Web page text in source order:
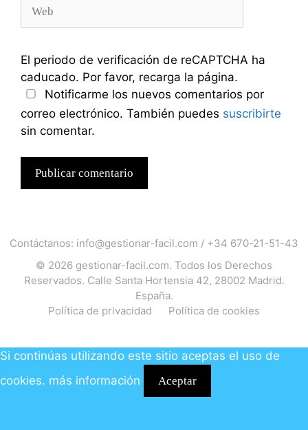
El periodo de verificación de reCAPTCHA ha
caducado. Por favor, recarga la página.
Notificarme los nuevos comentarios por
correo electrónico. También puedes suscribirte
sin comentar.
Contáctanos: info@gestionar-facil.com / +34 670-21-51-43
© 2026 gestionar-facil.com. Todos los Derechos
Reservados. Calle Santa Hortensia 42, 28002 Madrid.
España.
Política de privacidad
Política de cookies
Si continúas utilizando este sitio aceptas el uso de
cookies. más información Aceptar